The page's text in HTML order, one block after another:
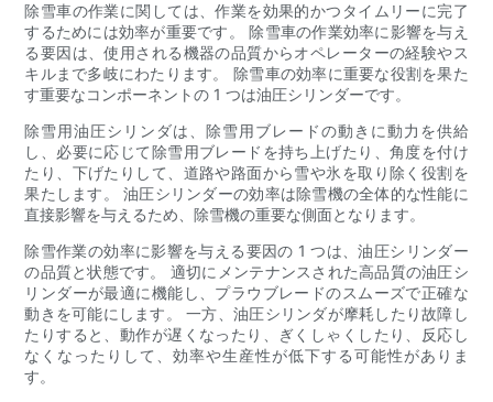
除雪車の作業に関しては、作業を効果的かつタイムリーに完了
するためには効率が重要です。 除雪車の作業効率に影響を与え
る要因は、使用される機器の品質からオペレーターの経験やス
キルまで多岐にわたります。 除雪車の効率に重要な役割を果た
す重要なコンポーネントの 1 つは油圧シリンダーです。
除雪用油圧シリンダは、除雪用ブレードの動きに動力を供給
し、必要に応じて除雪用ブレードを持ち上げたり、角度を付け
たり、下げたりして、道路や路面から雪や氷を取り除く役割を
果たします。 油圧シリンダーの効率は除雪機の全体的な性能に
直接影響を与えるため、除雪機の重要な側面となります。
除雪作業の効率に影響を与える要因の 1 つは、油圧シリンダー
の品質と状態です。 適切にメンテナンスされた高品質の油圧シ
リンダーが最適に機能し、プラウブレードのスムーズで正確な
動きを可能にします。 一方、油圧シリンダが摩耗したり故障し
たりすると、動作が遅くなったり、ぎくしゃくしたり、反応し
なくなったりして、効率や生産性が低下する可能性がありま
す。